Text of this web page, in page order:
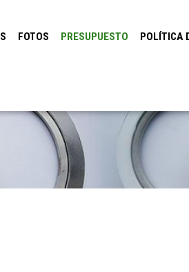
FOTOS PRESUPUESTO POLÍTICA